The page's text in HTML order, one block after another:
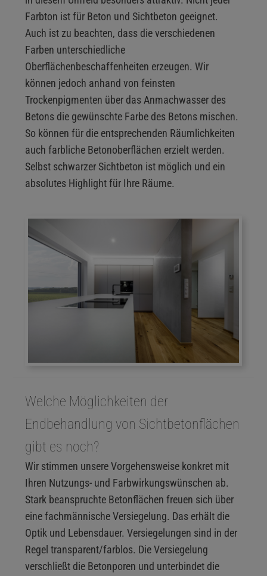
Farbton ist für Beton und Sichtbeton geeignet.
Auch ist zu beachten, dass die verschiedenen
Farben unterschiedliche
Oberflächenbeschaffenheiten erzeugen. Wir
können jedoch anhand von feinsten
Trockenpigmenten über das Anmachwasser des
Betons die gewünschte Farbe des Betons mischen.
So können für die entsprechenden Räumlichkeiten
auch farbliche Betonoberflächen erzielt werden.
Selbst schwarzer Sichtbeton ist möglich und ein
absolutes Highlight für Ihre Räume.
Welche Möglichkeiten der
Endbehandlung von Sichtbetonflächen
gibt es noch?
Wir stimmen unsere Vorgehensweise konkret mit
Ihren Nutzungs- und Farbwirkungswünschen ab.
Stark beanspruchte Betonflächen freuen sich über
eine fachmännische Versiegelung. Das erhält die
Optik und Lebensdauer. Versiegelungen sind in der
Regel transparent/farblos. Die Versiegelung
verschließt die Betonporen und unterbindet die